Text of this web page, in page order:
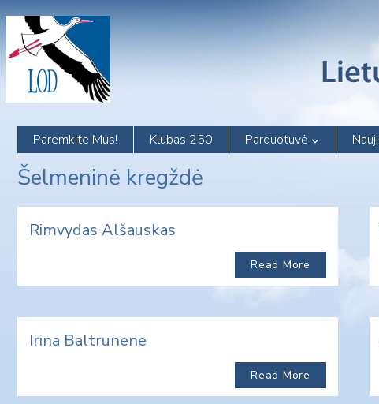
content
Paremkite Mus! Klubas 250 Parduotuvė
Šelmeninė kregždė
Rimvydas Alšauskas
Read More
Irina Baltrunene
Read More